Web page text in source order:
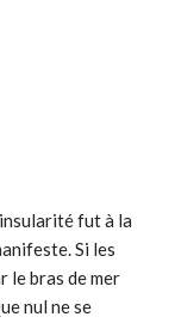
fut à la
Si les
le bras de mer
nul ne se